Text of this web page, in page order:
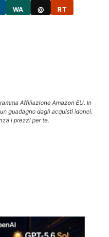
WA @ RT
Affiliazione Amazon EU. In
guadagno dagli acquisti idonei.
i prezzi per te.